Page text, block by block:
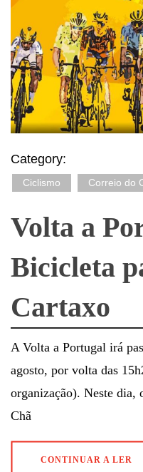
Category:
Ciclismo Correio do
Volta a
Bicicleta
Cartaxo
A Volta a Portugal irá
agosto, por volta das
organização). Neste dia,
Chã
CONTINUAR A LER